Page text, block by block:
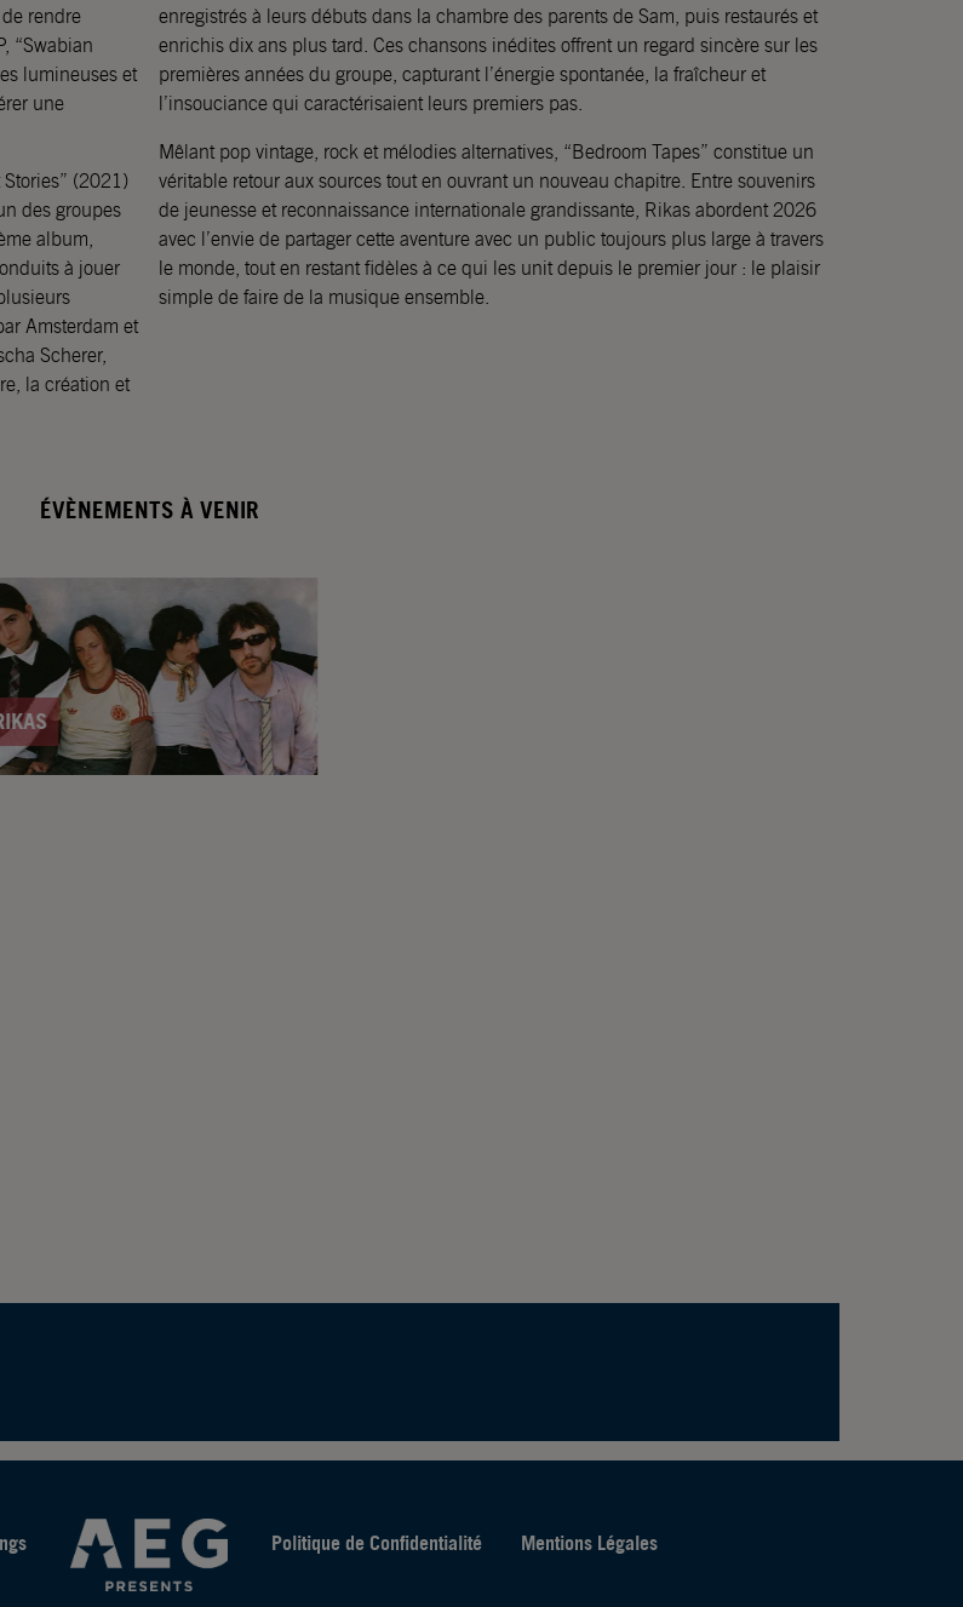
rendre
“Swabian
lumineuses et
une
(2021)
des groupes
album,
à jouer
Amsterdam et
Scherer,
la création et
enregistrés à leurs débuts dans la chambre des parents de Sam, puis restaurés et
enrichis dix ans plus tard. Ces chansons inédites offrent un regard sincère sur les
premières années du groupe, capturant l’énergie spontanée, la fraîcheur et
l’insouciance qui caractérisaient leurs premiers pas.
Mêlant pop vintage, rock et mélodies alternatives, “Bedroom Tapes” constitue un
véritable retour aux sources tout en ouvrant un nouveau chapitre. Entre souvenirs
de jeunesse et reconnaissance internationale grandissante, Rikas abordent 2026
avec l’envie de partager cette aventure avec un public toujours plus large à travers
le monde, tout en restant fidèles à ce qui les unit depuis le premier jour : le plaisir
simple de faire de la musique ensemble.
ÉVÈNEMENTS À VENIR
Politique de Confidentialité Mentions Légales